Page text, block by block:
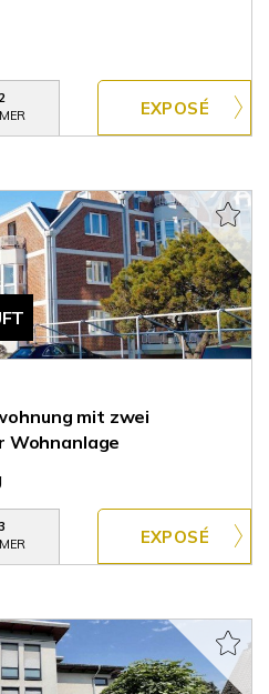
2
mit zwei
Wohnanlage
3